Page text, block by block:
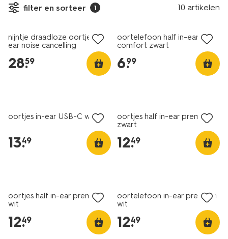
filter en sorteer 1 10 artikelen
nijntje draadloze oortjes in-
ear noise cancelling
28.
59
oortelefoon half in-ear
comfort zwart
6.
99
oortjes in-ear USB-C wit
13.
49
oortjes half in-ear premium
zwart
12.
49
oortjes half in-ear premium
wit
12.
49
oortelefoon in-ear premium
wit
12.
49